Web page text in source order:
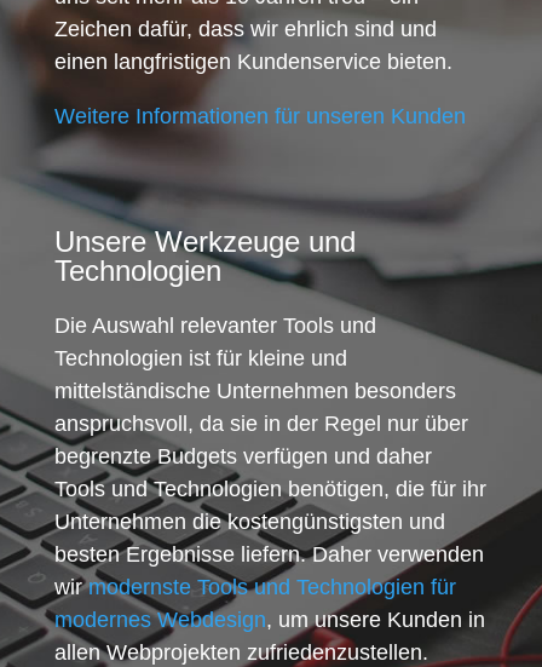
Zeichen dafür, dass wir ehrlich sind und
einen langfristigen Kundenservice bieten.
Weitere Informationen für unseren Kunden
Unsere Werkzeuge und
Technologien
Die Auswahl relevanter Tools und
Technologien ist für kleine und
mittelständische Unternehmen besonders
anspruchsvoll, da sie in der Regel nur über
begrenzte Budgets verfügen und daher
Tools und Technologien benötigen, die für ihr
Unternehmen die kostengünstigsten und
besten Ergebnisse liefern. Daher verwenden
wirmodernste Tools und Technologien für
modernes Webdesign, um unsere Kunden in
allen Webprojekten zufriedenzustellen.